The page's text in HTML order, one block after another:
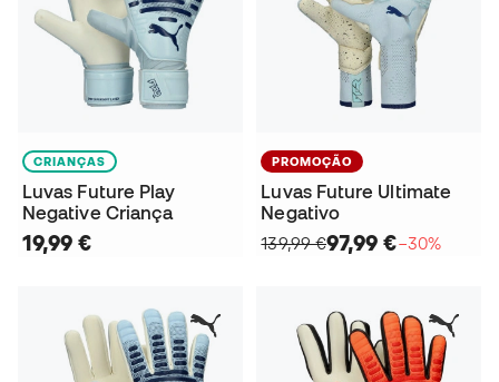
CRIANÇAS
Luvas Future Play
Negative Criança
19,99 €
PROMOÇÃO
Luvas Future Ultimate
Negativo
139,99 €97,99 €−30%